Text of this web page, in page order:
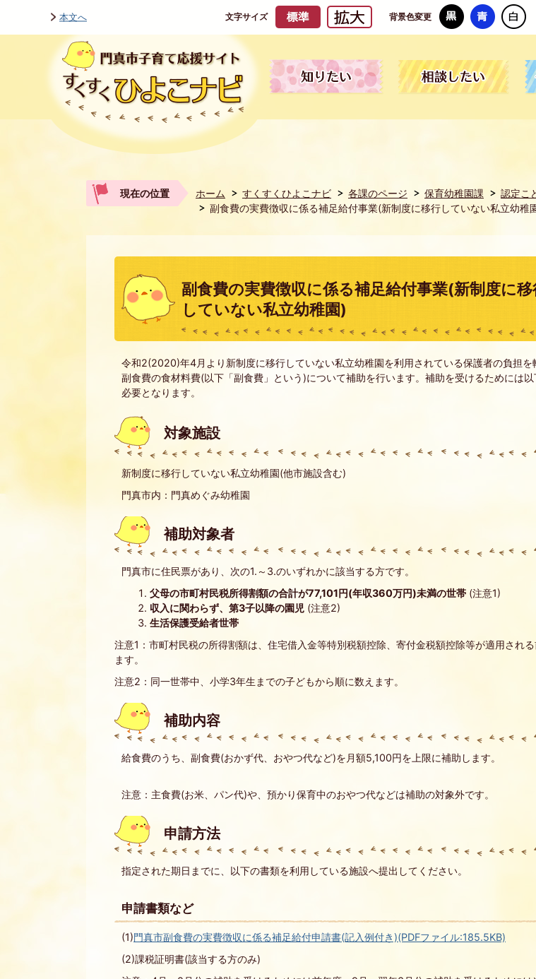
本文へ 文字サイズ 背景色変更
現在の位置 ホーム すくすくひよこナビ 各課のページ 保育幼稚園課
認定こ
副食費の実費徴収に係る補足給付事業(新制度に移行していない私立幼稚
副食費の実費徴収に係る補足給付事業(新制度に移
していない私立幼稚園)
令和2(2020)年4月より新制度に移行していない私立幼稚園を利用されている保護者の負担を
副食費の食材料費(以下「副食費」という)について補助を行います。補助を受けるためには
必要となります。
対象施設
新制度に移行していない私立幼稚園(他市施設含む)
門真市内：門真めぐみ幼稚園
補助対象者
門真市に住民票があり、次の1.～3.のいずれかに該当する方です。
父母の市町村民税所得割額の合計が77,101円(年収360万円)未満の世帯 (注意1)
収入に関わらず、第3子以降の園児 (注意2)
生活保護受給者世帯
注意1：市町村民税の所得割額は、住宅借入金等特別税額控除、寄付金税額控除等が適用され
ます。
注意2：同一世帯中、小学3年生までの子どもから順に数えます。
補助内容
給食費のうち、副食費(おかず代、おやつ代など)を月額5,100円を上限に補助します。
注意：主食費(お米、パン代)や、預かり保育中のおやつ代などは補助の対象外です。
申請方法
指定された期日までに、以下の書類を利用している施設へ提出してください。
申請書類など
(1)門真市副食費の実費徴収に係る補足給付申請書(記入例付き)(PDFファイル:185.5KB)
(2)課税証明書(該当する方のみ)